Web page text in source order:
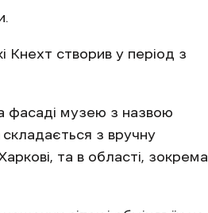
Кнехт створив у період з
фасаді музею з назвою
з вручну
та в області, зокрема